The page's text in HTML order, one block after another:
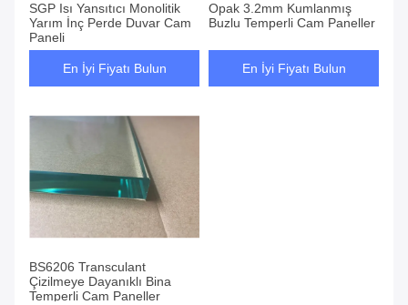
SGP Isı Yansıtıcı Monolitik
Yarım İnç Perde Duvar Cam
Paneli
En İyi Fiyatı Bulun
Opak 3.2mm Kumlanmış
Buzlu Temperli Cam Paneller
En İyi Fiyatı Bulun
BS6206 Transculant
Çizilmeye Dayanıklı Bina
Temperli Cam Paneller